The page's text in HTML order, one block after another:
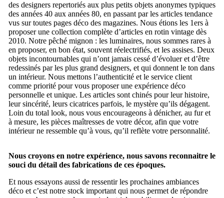
des designers repertoriés aux plus petits objets anonymes typiques
des années 40 aux années 80, en passant par les articles tendance
vus sur toutes pages déco des magazines. Nous étions les 1ers à
proposer une collection complète d’articles en rotin vintage dès
2010. Notre pêché mignon : les luminaires, nous sommes rares à
en proposer, en bon état, souvent réelectrifiés, et les assises. Deux
objets incontournables qui n’ont jamais cessé d’évoluer et d’être
redessinés par les plus grand designers, et qui donnent le ton dans
un intérieur. Nous mettons l’authenticité et le service client
comme priorité pour vous proposer une expérience déco
personnelle et unique. Les articles sont chinés pour leur histoire,
leur sincérité, leurs cicatrices parfois, le mystère qu’ils dégagent.
Loin du total look, nous vous encourageons à dénicher, au fur et
à mesure, les pièces maîtresses de votre décor, afin que votre
intérieur ne ressemble qu’à vous, qu’il reflète votre personnalité.
Nous croyons en notre expérience, nous savons reconnaitre le
souci du détail des fabrications de ces époques.
Et nous essayons aussi de ressentir les prochaines ambiances
déco et c’est notre stock important qui nous permet de répondre